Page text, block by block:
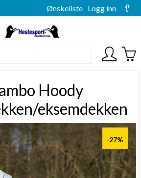
Ønskeliste Logg inn
Hoody
eksemdekken
-27%